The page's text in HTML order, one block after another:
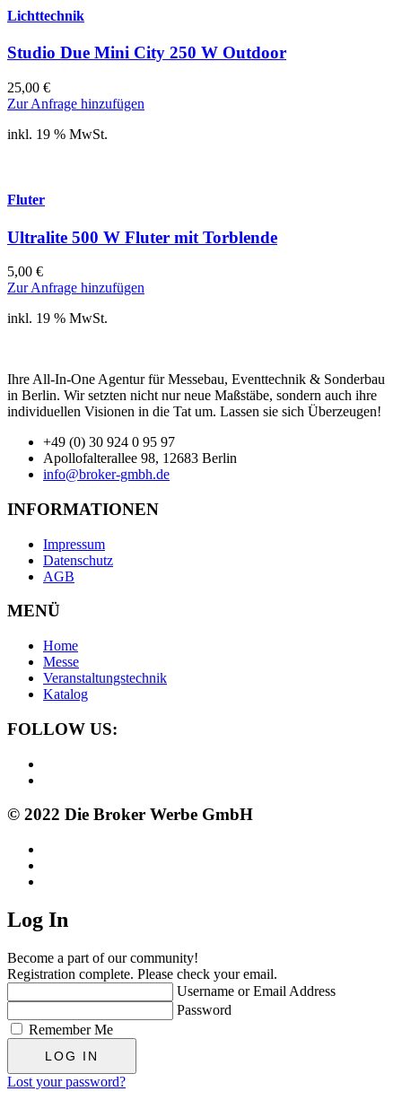
Lichttechnik
Studio Due Mini City 250 W Outdoor
25,00 €
Zur Anfrage hinzufügen
inkl. 19 % MwSt.
Fluter
Ultralite 500 W Fluter mit Torblende
5,00 €
Zur Anfrage hinzufügen
inkl. 19 % MwSt.
Ihre All-In-One Agentur für Messebau, Eventtechnik & Sonderbau
in Berlin. Wir setzten nicht nur neue Maßstäbe, sondern auch ihre
individuellen Visionen in die Tat um. Lassen sie sich Überzeugen!
+49 (0) 30 924 0 95 97
Apollofalterallee 98, 12683 Berlin
info@broker-gmbh.de
INFORMATIONEN
Impressum
Datenschutz
AGB
MENÜ
Home
Messe
Veranstaltungstechnik
Katalog
FOLLOW US:
© 2022 Die Broker Werbe GmbH
Log In
Become a part of our community!
Registration complete. Please check your email.
Username or Email Address
Password
Remember Me
Lost your password?